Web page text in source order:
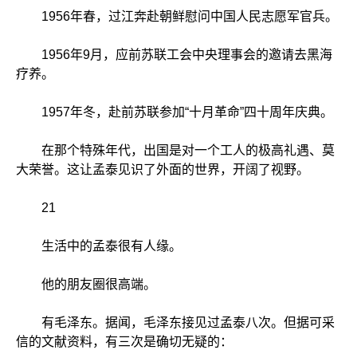
1956年春，过江奔赴朝鲜慰问中国人民志愿军官兵。
1956年9月，应前苏联工会中央理事会的邀请去黑海
疗养。
1957年冬，赴前苏联参加“十月革命”四十周年庆典。
在那个特殊年代，出国是对一个工人的极高礼遇、莫
大荣誉。这让孟泰见识了外面的世界，开阔了视野。
21
生活中的孟泰很有人缘。
他的朋友圈很高端。
有毛泽东。据闻，毛泽东接见过孟泰八次。但据可采
信的文献资料，有三次是确切无疑的：